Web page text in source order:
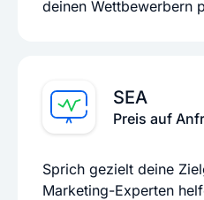
deinen Wettbewerbern
SEA
Preis auf
Sprich gezielt deine
Marketing-Experten